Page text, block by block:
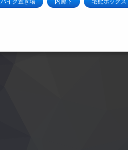
バイク置き場 内廊下 宅配ボックス